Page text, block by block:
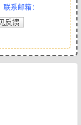
联系邮箱：